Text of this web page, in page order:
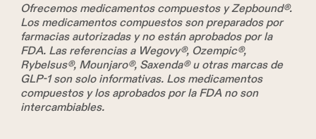
Ofrecemos medicamentos compuestos y Zepbound®.
Los medicamentos compuestos son preparados por
farmacias autorizadas y no están aprobados por la
FDA. Las referencias a Wegovy®, Ozempic®,
Rybelsus®, Mounjaro®, Saxenda® u otras marcas de
GLP-1 son solo informativas. Los medicamentos
compuestos y los aprobados por la FDA no son
intercambiables.